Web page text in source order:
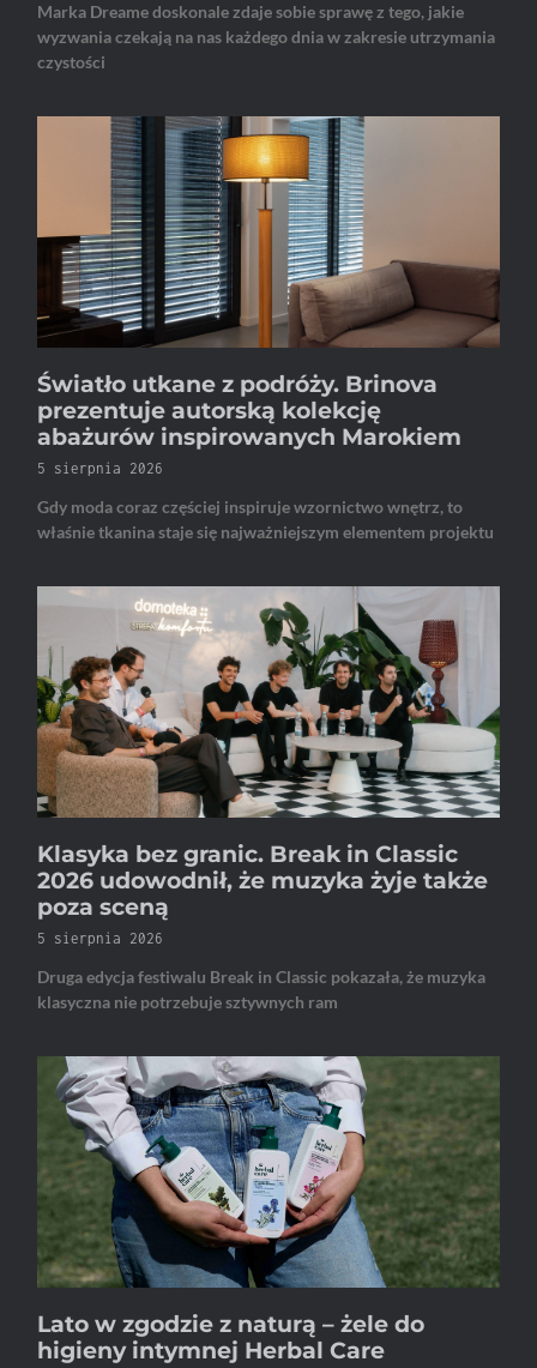
Marka Dreame doskonale zdaje sobie sprawę z tego, jakie
wyzwania czekają na nas każdego dnia w zakresie utrzymania
czystości
Światło utkane z podróży. Brinova
prezentuje autorską kolekcję
abażurów inspirowanych Marokiem
5 sierpnia 2026
Gdy moda coraz częściej inspiruje wzornictwo wnętrz, to
właśnie tkanina staje się najważniejszym elementem projektu
Klasyka bez granic. Break in Classic
2026 udowodnił, że muzyka żyje także
poza sceną
5 sierpnia 2026
Druga edycja festiwalu Break in Classic pokazała, że muzyka
klasyczna nie potrzebuje sztywnych ram
Lato w zgodzie z naturą – żele do
higieny intymnej Herbal Care